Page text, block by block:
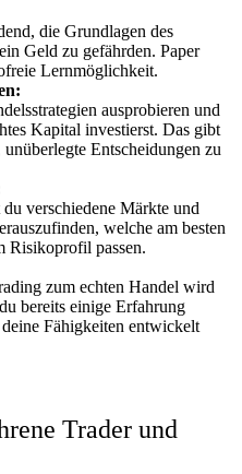
die Grundlagen des
Geld zu gefährden. Paper
Lernmöglichkeit.
ausprobieren und
Kapital investierst. Das gibt
Entscheidungen zu
verschiedene Märkte und
welche am besten
Risikoprofil passen.
zum echten Handel wird
bereits einige Erfahrung
Fähigkeiten entwickelt
Trader und